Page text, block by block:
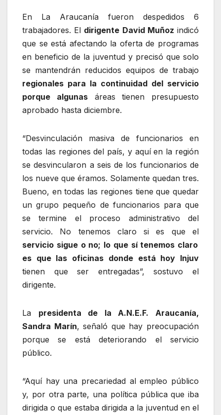
En La Araucanía fueron despedidos 6
trabajadores. El dirigente David Muñoz indicó
que se está afectando la oferta de programas
en beneficio de la juventud y precisó que solo
se mantendrán reducidos equipos de trabajo
regionales para la continuidad del servicio
porque algunasáreas tienen presupuesto
aprobado hasta diciembre.
“Desvinculación masiva de funcionarios en
todas las regiones del país, y aquí en la región
se desvincularon a seis de los funcionarios de
los nueve que éramos. Solamente quedan tres.
Bueno, en todas las regiones tiene que quedar
un grupo pequeño de funcionarios para que
se termine el proceso administrativo del
servicio. No tenemos claro si es que el
servicio sigue o no; lo que sí tenemos claro
es que las oficinas donde está hoy Injuv
tienen que ser entregadas”, sostuvo el
dirigente.
La presidenta de la A.N.E.F. Araucanía,
Sandra Marín, señaló que hay preocupación
porque se está deteriorando el servicio
público.
“Aquí hay una precariedad al empleo público
y, por otra parte, una política pública que iba
dirigida o que estaba dirigida a la juventud en el